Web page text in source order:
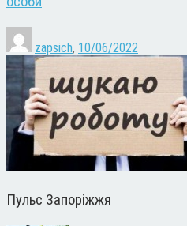
zapsich, 10/06/2022
Пульс Запоріжжя